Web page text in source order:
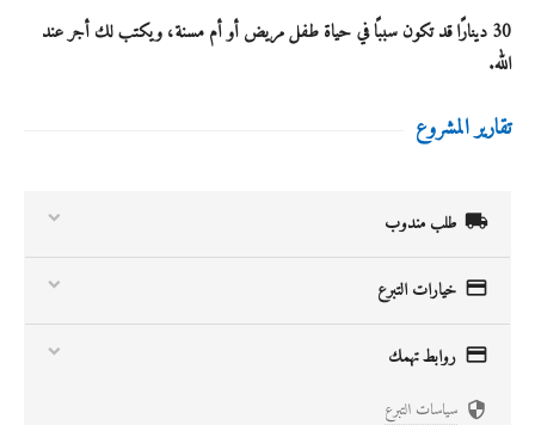
30 دينارًا
قد تكون سببًا في حياة طفل مريض أو أم مسنة، ويكتب لك أجر عند
الله.
تقارير المشروع
 طلب مندوب
 خيارات التبرع
 روابط تهمك
 سياسات التبرع